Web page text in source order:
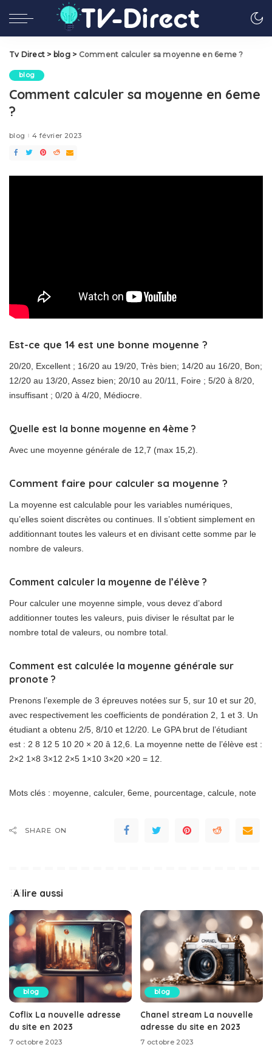
Tv Direct > blog> Comment calculer sa moyenne en 6eme ?
blog
Comment calculer sa moyenne en 6eme
?
blog 4 février 2023
Est-ce que 14 est une bonne moyenne ?
20/20, Excellent ; 16/20 au 19/20, Très bien; 14/20 au 16/20, Bon;
12/20 au 13/20, Assez bien; 20/10 au 20/11, Foire ; 5/20 à 8/20,
insuffisant ; 0/20 à 4/20, Médiocre.
Quelle est la bonne moyenne en 4ème ?
Avec une moyenne générale de 12,7 (max 15,2).
Comment faire pour calculer sa moyenne ?
La moyenne est calculable pour les variables numériques,
qu’elles soient discrètes ou continues. Il s’obtient simplement en
additionnant toutes les valeurs et en divisant cette somme par le
nombre de valeurs.
Comment calculer la moyenne de l’élève ?
Pour calculer une moyenne simple, vous devez d’abord
additionner toutes les valeurs, puis diviser le résultat par le
nombre total de valeurs, ou nombre total.
Comment est calculée la moyenne générale sur
pronote ?
Prenons l’exemple de 3 épreuves notées sur 5, sur 10 et sur 20,
avec respectivement les coefficients de pondération 2, 1 et 3. Un
étudiant a obtenu 2/5, 8/10 et 12/20. Le GPA brut de l’étudiant
est : 2 8 12 5 10 20 × 20 â 12,6. La moyenne nette de l’élève est :
2×2 1×8 3×12 2×5 1×10 3×20 ×20 = 12.
Mots clés : moyenne, calculer, 6eme, pourcentage, calcule, note
SHARE ON
A lire aussi
blog
Coflix La nouvelle adresse
du site en 2023
7 octobre 2023
blog
Chanel stream La nouvelle
adresse du site en 2023
7 octobre 2023